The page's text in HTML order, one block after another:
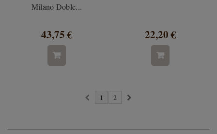
Milano Doble...
43,75 € 22,20 €
1 2